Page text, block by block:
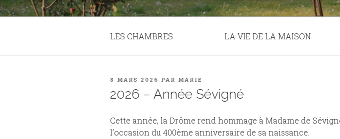
LES CHAMBRES LA VIE DE LA MAISON
PUBLIÉ
8 MARS 2026 PAR MARIE
2026 – Année Sévigné
Cette année, la Drôme rend hommage à Madame de
l’occasion du 400ème anniversaire de sa naissance.